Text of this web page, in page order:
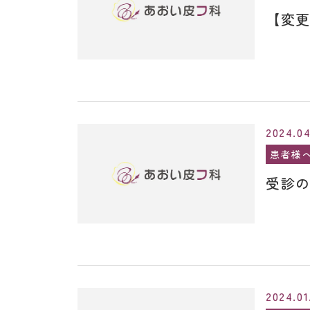
【変
患者様
受診